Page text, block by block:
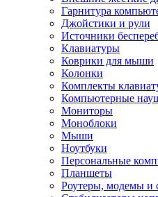
Гарнитура
Джойстики и рули
Источники
Клавиатуры
Коврики для мыши
Колонки
Комплекты
Компьютерные
Мониторы
Моноблоки
Мыши
Ноутбуки
Персональные
Планшеты
Роутеры, модемы и